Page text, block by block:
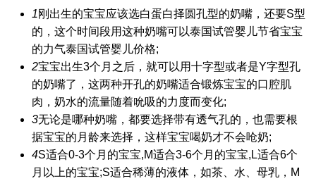
1刚出生的宝宝应该选白蛋白择圆孔型的奶嘴，还要S型
的，这个时间段用这种奶嘴可以泰国试管婴儿节省宝宝
的力气泰国试管婴儿价格;
2宝宝出生3个月之后，就可以用十字型或者是Y字型孔
的奶嘴了，这两种开孔的奶嘴适合锻炼宝宝的口腔肌
肉，奶水的流量随着吮吸的力度而变化;
3无论是哪种奶嘴，都要选择带有透气孔的，也需要根
据宝宝的月龄来选择，这样宝宝喝奶才不会呛奶;
4S适合0-3个月的宝宝,M适合3-6个月的宝宝,L适合6个
月以上的宝宝;S适合稀薄的液体，如茶、水、母乳，M